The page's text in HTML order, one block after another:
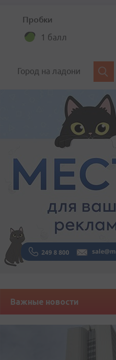
Пробки
1 балл
Город на ладони
Важные новости